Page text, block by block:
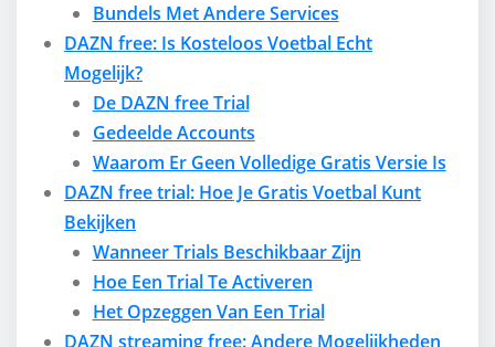
Bundels Met Andere Services
DAZN free: Is Kosteloos Voetbal Echt
Mogelijk?
De DAZN free Trial
Gedeelde Accounts
Waarom Er Geen Volledige Gratis Versie Is
DAZN free trial: Hoe Je Gratis Voetbal Kunt
Bekijken
Wanneer Trials Beschikbaar Zijn
Hoe Een Trial Te Activeren
Het Opzeggen Van Een Trial
DAZN streaming free: Andere Mogelijkheden